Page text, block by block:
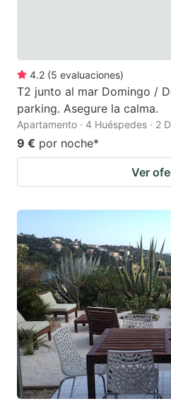
4.2 (5 evaluaciones)
T2 junto al mar Domingo /
parking. Asegure la calma.
Apartamento · 4 Huéspedes · 2
9 € por noche*
Ver